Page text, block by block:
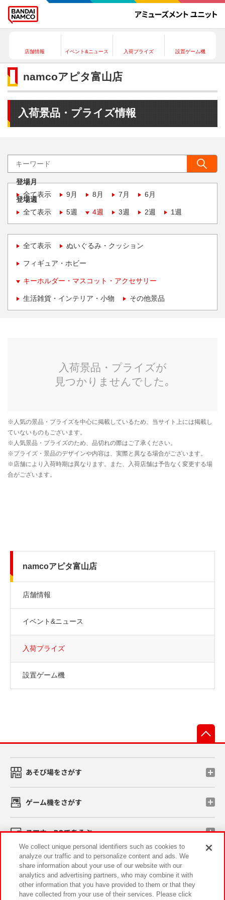
店舗情報 イベント&ニュース 入荷プライズ 設置ゲーム機
namcoアピタ富山店
入荷景品・プライズ情報
登場月
全て表示
9月 8月 7月 6月
登場週
全て表示
5週 4週 3週 2週 1週
全て表示 ぬいぐるみ・クッション
フィギュア・ホビー
キーホルダー・マスコット・アクセサリー
生活雑貨・インテリア・小物 その他景品
namcoアピタ富山店
店舗情報
イベント&ニュース
入荷プライズ
設置ゲーム機
あそび場をさがす
ゲーム機をさがす
スマホ・PCであそぶ
イベント・キャンペーン
We collect unique personal identifiers such as cookies to
analyze our traffic and to personalize content and ads. We
share information about your use of our website with our
analytics and advertising partners, who may combine it with
other information that you have provided to them or that they
have collected from your use of their services. Please click